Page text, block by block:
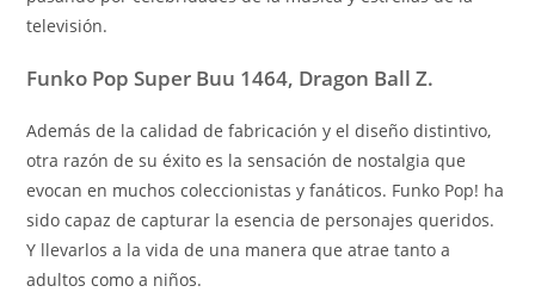
televisión.
Funko Pop Super Buu 1464, Dragon Ball Z.
Además de la calidad de fabricación y el diseño distintivo,
otra razón de su éxito es la sensación de nostalgia que
evocan en muchos coleccionistas y fanáticos. Funko Pop! ha
sido capaz de capturar la esencia de personajes queridos.
Y llevarlos a la vida de una manera que atrae tanto a
adultos como a niños.